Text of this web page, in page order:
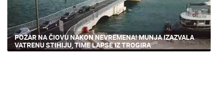
POŽAR NA ČIOVU NAKON NEVREMENA! MUNJA IZAZVALA
VATRENU STIHIJU, TIME LAPSE IZ TROGIRA